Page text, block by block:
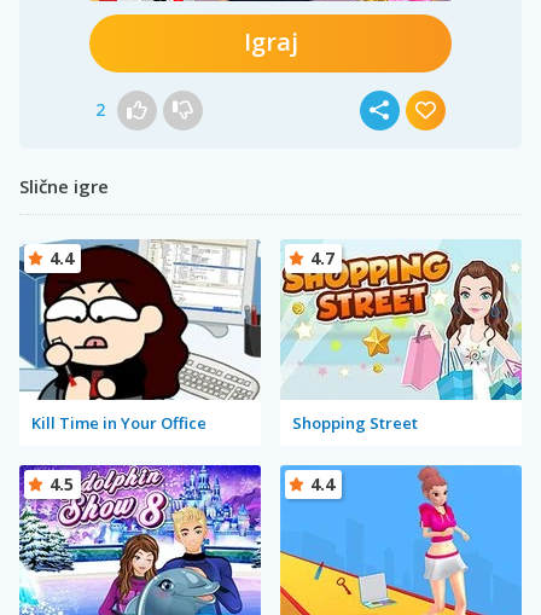
Igraj
2
Slične igre
Kill Time in Your Office
4.4
Shopping Street
4.7
4.5 4.4